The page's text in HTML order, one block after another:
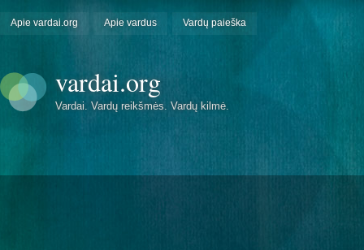
Apie vardai.org Apie vardus Vardų paieška
vardai.org
Vardai. Vardų reikšmės. Vardų kilmė.